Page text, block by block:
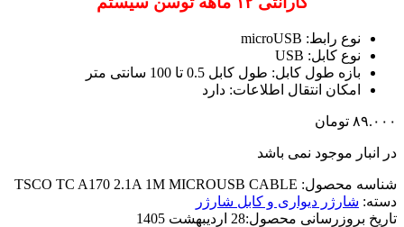
نوع رابط: microUSB
نوع کابل: USB
بازه طول کابل: طول کابل 0.5 تا 100 سانتی متر
امکان انتقال اطلاعات: دارد
۸۹.۰۰۰ تومان
در انبار موجود نمی باشد
شناسه محصول: TSCO TC A170 2.1A 1M MICROUSB CABLE
دسته: شارژر دیواری و کابل شارژر
تاریخ بروزرسانی محصول:28 اردیبهشت 1405